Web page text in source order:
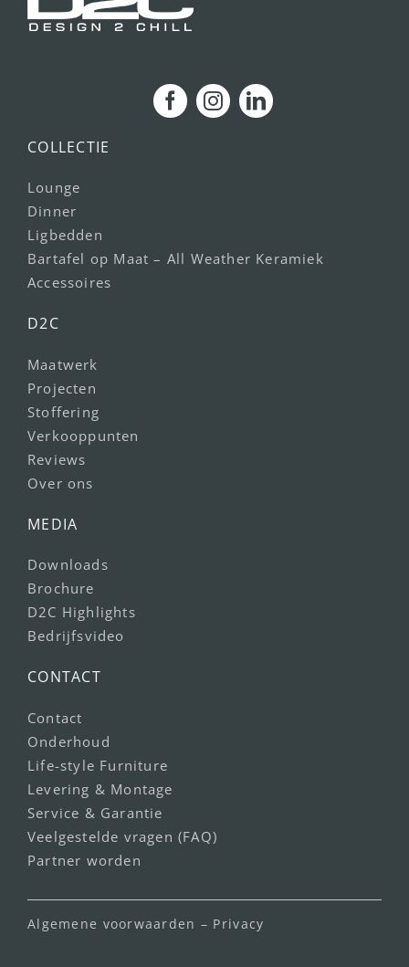
COLLECTIE
Lounge
Dinner
Ligbedden
Bartafel op Maat – All Weather Keramiek
Accessoires
D2C
Maatwerk
Projecten
Stoffering
Verkooppunten
Reviews
Over ons
MEDIA
Downloads
Brochure
D2C Highlights
Bedrijfsvideo
CONTACT
Contact
Onderhoud
Life-style Furniture
Levering & Montage
Service & Garantie
Veelgestelde vragen (FAQ)
Partner worden
Algemene voorwaarden – Privacy